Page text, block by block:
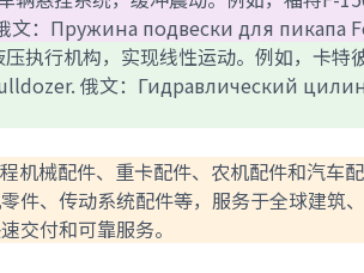
文：Пружина подвески для пикапа
执行机构，实现线性运动。例如，卡特
俄文：Гидравлический
机械配件、重卡配件、农机配件和汽车
件、传动系统配件等，服务于全球建筑
交付和可靠服务。